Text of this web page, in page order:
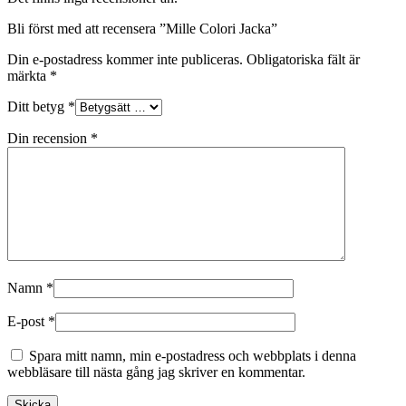
Bli först med att recensera ”Mille Colori Jacka”
Din e-postadress kommer inte publiceras. Obligatoriska fält är
märkta *
Ditt betyg *
Din recension *
Namn *
E-post *
Spara mitt namn, min e-postadress och webbplats i denna
webbläsare till nästa gång jag skriver en kommentar.